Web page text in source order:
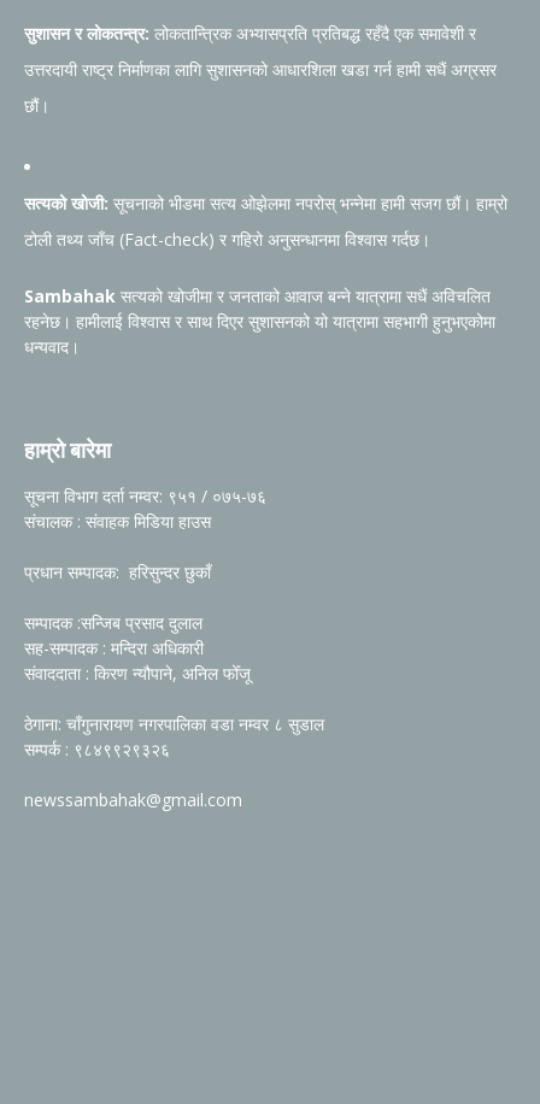
सुशासन र लोकतन्त्र: लोकतान्त्रिक अभ्यासप्रति प्रतिबद्ध रहँदै एक समावेशी र
उत्तरदायी राष्ट्र निर्माणका लागि सुशासनको आधारशिला खडा गर्न हामी सधैं अग्रसर
छौं।
सत्यको खोजी: सूचनाको भीडमा सत्य ओझेलमा नपरोस् भन्नेमा हामी सजग छौं। हाम्रो
टोली तथ्य जाँच (Fact-check) र गहिरो अनुसन्धानमा विश्वास गर्दछ।
Sambahak सत्यको खोजीमा र जनताको आवाज बन्ने यात्रामा सधैं अविचलित
रहनेछ। हामीलाई विश्वास र साथ दिएर सुशासनको यो यात्रामा सहभागी हुनुभएकोमा
धन्यवाद।
हाम्रो बारेमा
सूचना विभाग दर्ता नम्वर: ९५१ / ०७५-७६
संचालक : संवाहक मिडिया हाउस
प्रधान सम्पादक: हरिसुन्दर छुकाँ
सम्पादक :सन्जिब प्रसाद दुलाल
सह-सम्पादक : मन्दिरा अधिकारी
संवाददाता : किरण न्यौपाने, अनिल फोँजू
ठेगाना: चाँगुनारायण नगरपालिका वडा नम्वर ८ सुडाल
सम्पर्क : ९८४९९२९३२६
newssambahak@gmail.com